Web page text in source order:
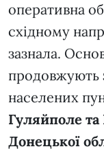
оперативна
східному
зазнала.
продовжують
населених
Гуляйполе
Донецької